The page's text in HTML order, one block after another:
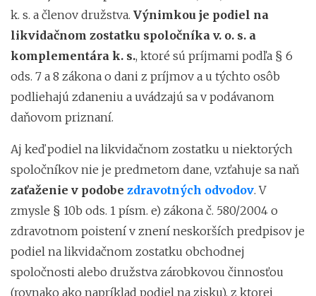
k. s. a členov družstva. Výnimkou je podiel na
likvidačnom zostatku spoločníka v. o. s. a
komplementára k. s., ktoré sú príjmami podľa § 6
ods. 7 a 8 zákona o dani z príjmov a u týchto osôb
podliehajú zdaneniu a uvádzajú sa v podávanom
daňovom priznaní.
Aj keď podiel na likvidačnom zostatku u niektorých
spoločníkov nie je predmetom dane, vzťahuje sa naň
zaťaženie v podobe zdravotných odvodov. V
zmysle § 10b ods. 1 písm. e) zákona č. 580/2004 o
zdravotnom poistení v znení neskorších predpisov je
podiel na likvidačnom zostatku obchodnej
spoločnosti alebo družstva zárobkovou činnosťou
(rovnako ako napríklad podiel na zisku), z ktorej